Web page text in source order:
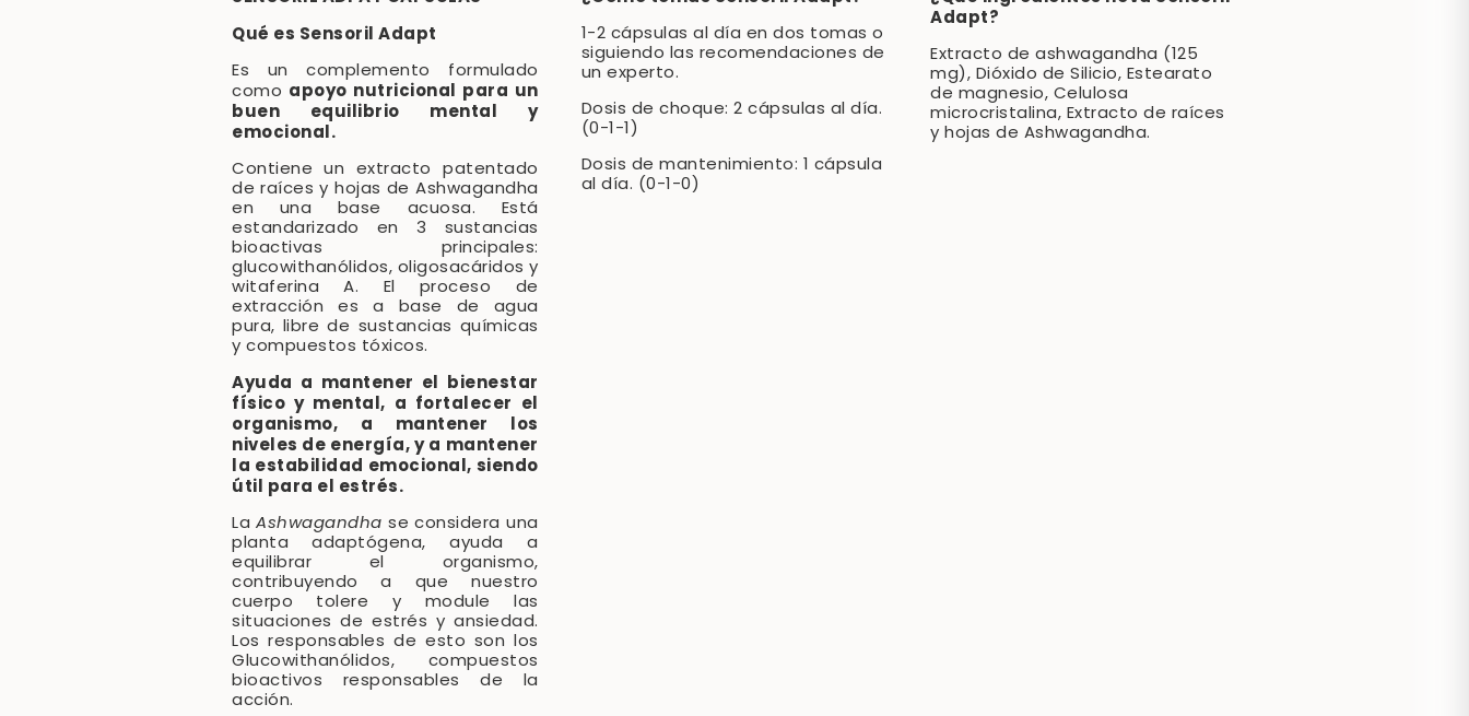
Qué es Sensoril Adapt
Es un complemento formulado
como apoyo nutricional para un
buen equilibrio mental y
emocional.
Contiene un extracto patentado
de raíces y hojas de Ashwagandha
en una base acuosa. Está
estandarizado en 3 sustancias
bioactivas principales:
glucowithanólidos, oligosacáridos y
witaferina A. El proceso de
extracción es a base de agua
pura, libre de sustancias químicas
y compuestos tóxicos.
Ayuda a mantener el bienestar
físico y mental, a fortalecer el
organismo, a mantener los
niveles de energía, y a mantener
la estabilidad emocional, siendo
útil para el estrés.
LaAshwagandha se considera una
planta adaptógena, ayuda a
equilibrar el organismo,
contribuyendo a que nuestro
cuerpo tolere y module las
situaciones de estrés y ansiedad.
Los responsables de esto son los
Glucowithanólidos, compuestos
bioactivos responsables de la
acción.
1-2 cápsulas al día en dos tomas o
siguiendo las recomendaciones de
un experto.
Dosis de choque: 2 cápsulas al día.
(0-1-1)
Dosis de mantenimiento: 1 cápsula
al día. (0-1-0)
Adapt?
Extracto de ashwagandha (125
mg), Dióxido de Silicio, Estearato
de magnesio, Celulosa
microcristalina, Extracto de raíces
y hojas de Ashwagandha.